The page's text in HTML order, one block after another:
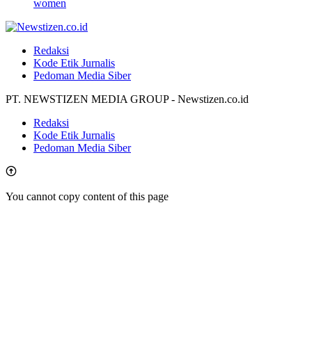
women
Redaksi
Kode Etik Jurnalis
Pedoman Media Siber
PT. NEWSTIZEN MEDIA GROUP - Newstizen.co.id
Redaksi
Kode Etik Jurnalis
Pedoman Media Siber
You cannot copy content of this page